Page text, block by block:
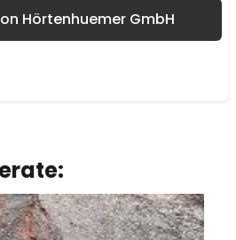
Hörtenhuemer GmbH